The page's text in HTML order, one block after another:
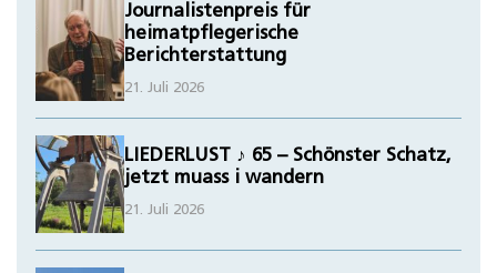
Journalistenpreis für
heimatpflegerische
Berichterstattung
21. Juli 2026
LIEDERLUST ♪ 65 – Schönster Schatz,
jetzt muass i wandern
21. Juli 2026